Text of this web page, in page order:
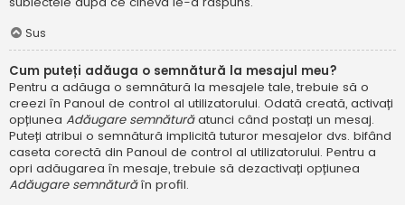
Sus
Cum puteți adăuga o semnătură la mesajul meu?
Pentru a adăuga o semnătură la mesajele tale, trebuie să o
creezi în Panoul de control al utilizatorului. Odată creată, activați
opțiunea Adăugare semnăturăatunci când postați un mesaj.
Puteți atribui o semnătură implicită tuturor mesajelor dvs. bifând
caseta corectă din Panoul de control al utilizatorului. Pentru a
opri adăugarea în mesaje, trebuie să dezactivați opțiunea
Adăugare semnăturăîn profil.